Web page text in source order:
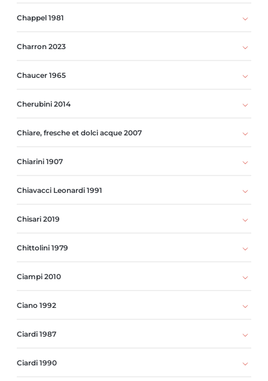
Chappel 1981
Charron 2023
Chaucer 1965
Cherubini 2014
Chiare, fresche et dolci acque 2007
Chiarini 1907
Chiavacci Leonardi 1991
Chisari 2019
Chittolini 1979
Ciampi 2010
Ciano 1992
Ciardi 1987
Ciardi 1990